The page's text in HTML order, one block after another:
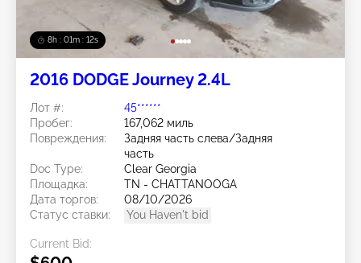
8h : 01m : 09s
2016 DODGE Journey 2.4L
Лот #:
45******
Пробег:
167,062 миль
Повреждения:
Задняя часть слева/Задняя
часть
Doc Type:
Clear Georgia
Площадка:
TN - CHATTANOOGA
Дата торгов:
08/10/2026
Статус ставки:
You Haven't bid
Current Bid: